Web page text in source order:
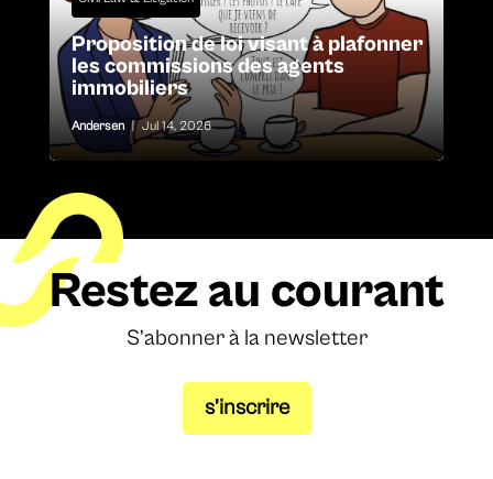
Proposition de loi visant à plafonner
les commissions des agents
immobiliers
Andersen | Jul 14, 2026
Restez au courant
S’abonner à la newsletter
s’inscrire